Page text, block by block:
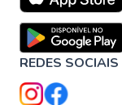
REDES SOCIAIS